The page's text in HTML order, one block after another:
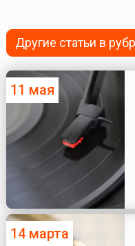
Другие статьи в
11 мая
14 марта